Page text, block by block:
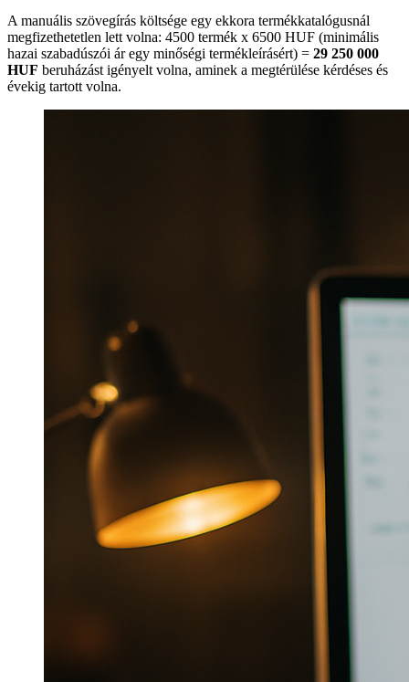
A manuális szövegírás költsége egy ekkora termékkatalógusnál
megfizethetetlen lett volna: 4500 termék x 6500 HUF (minimális
hazai szabadúszói ár egy minőségi termékleírásért) = 29 250 000
HUF beruházást igényelt volna, aminek a megtérülése kérdéses és
évekig tartott volna.